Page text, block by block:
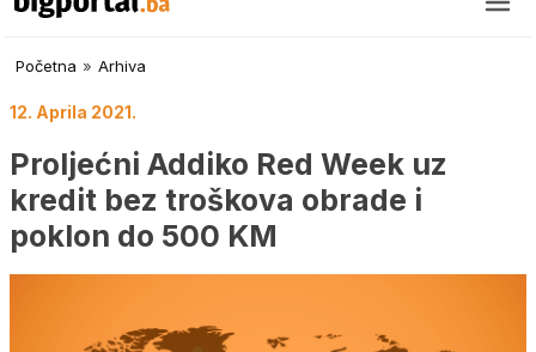
Početna » Arhiva
12. Aprila 2021.
Proljećni Addiko Red Week uz
kredit bez troškova obrade i
poklon do 500 KM